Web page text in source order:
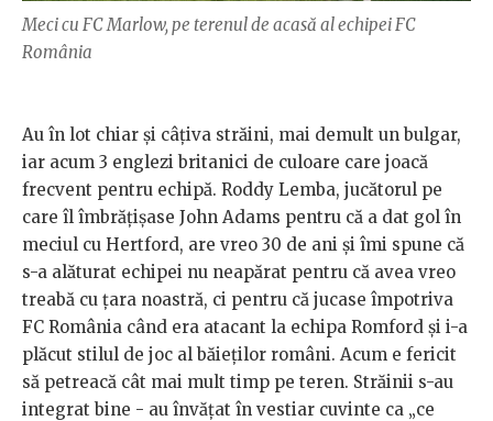
Meci cu FC Marlow, pe terenul de acasă al echipei FC
România
Au în lot chiar și câțiva străini, mai demult un bulgar,
iar acum 3 englezi britanici de culoare care joacă
frecvent pentru echipă. Roddy Lemba, jucătorul pe
care îl îmbrățișase John Adams pentru că a dat gol în
meciul cu Hertford, are vreo 30 de ani și îmi spune că
s-a alăturat echipei nu neapărat pentru că avea vreo
treabă cu țara noastră, ci pentru că jucase împotriva
FC România când era atacant la echipa Romford și i-a
plăcut stilul de joc al băieților români. Acum e fericit
să petreacă cât mai mult timp pe teren. Străinii s-au
integrat bine - au învățat în vestiar cuvinte ca „ce